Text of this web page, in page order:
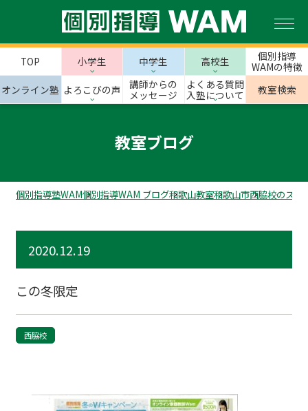
TOP 小学生 中学生 高校生
個別指導
WAMの特徴
オンライン塾 よろこびの声
講師からの
メッセージ
よくある質問
入塾について
教室検索
教室ブログ
個別指導塾WAM個別指導WAM ブログ和歌山教室和歌山市西脇校のスタ
2020.12.19
この冬限定
西脇校